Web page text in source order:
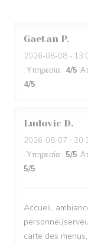
Gaetan P
2026-08-08 -
Υπηρεσία : 4/5
4/5
Ludovic D
2026-08-07 -
Υπηρεσία : 5/5
5/5
Accueil,
carte des